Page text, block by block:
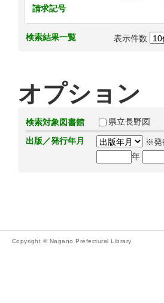
請求記号
検索結果一覧 表示件数
オプション
検索対象図書館 県立長野図
出版／発行年月
※発
年
Copyright © Nagano Prefectural Library